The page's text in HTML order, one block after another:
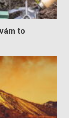
to